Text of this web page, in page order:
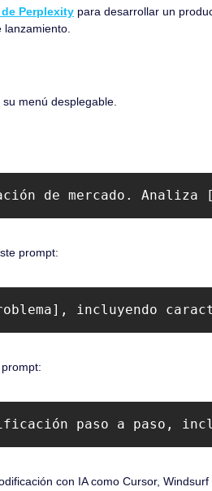
Perplexity para desarrollar un
menú desplegable.
de mercado.
prompt:
incluyendo
paso a paso,
con IA como Cursor,